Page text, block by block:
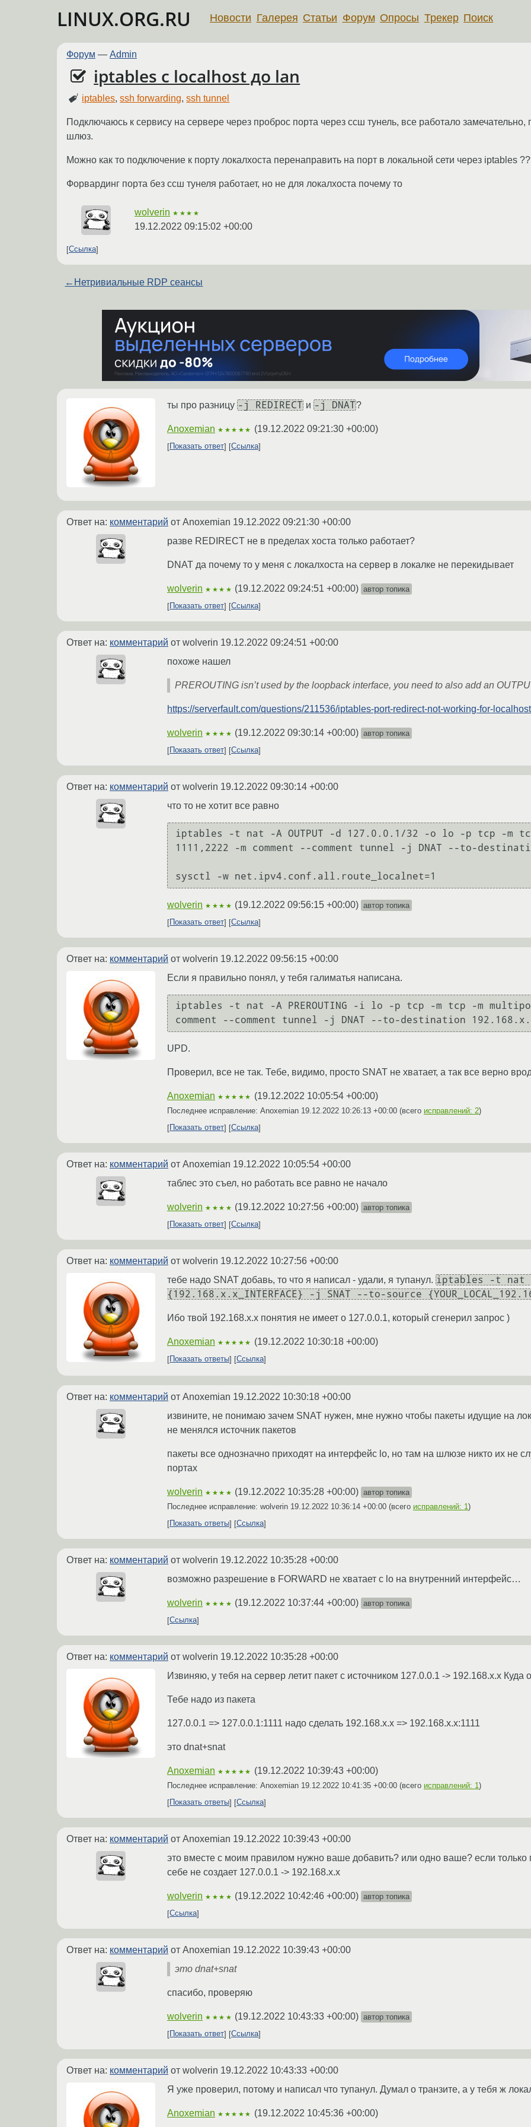
LINUX.ORG.RU Новости Галерея Статьи Форум Опросы Трекер Поиск
Форум — Admin
iptables с localhost до lan
iptables,ssh forwarding,ssh tunnel
Подключаюсь к сервису на сервере через проброс порта через ссш тунель, все работало
шлюз.
Можно как то подключение к порту локалхоста перенаправить на порт в локальной сети через iptables
Форвардинг порта без ссш тунеля работает, но не для локалхоста почему то
wolverin ★★★★
19.12.2022 09:15:02 +00:00
Ссылка
← Нетривиальные RDP сеансы
ты про разницу -j REDIRECT и -j DNAT?
Anoxemian ★★★★★ (19.12.2022 09:21:30 +00:00)
Показать ответ Ссылка
Ответ на: комментарий от Anoxemian 19.12.2022 09:21:30 +00:00
разве REDIRECT не в пределах хоста только работает?
DNAT да почему то у меня с локалхоста на сервер в локалке не перекидывает
wolverin ★★★★ (19.12.2022 09:24:51 +00:00) автор топика
Показать ответ
Ссылка
Ответ на: комментарий от wolverin 19.12.2022 09:24:51 +00:00
похоже нашел
PREROUTING isn’t used by the loopback interface, you need to also add an
https://serverfault.com/questions/211536/iptables-port-redirect-not-working-for-localhost
wolverin ★★★★ (19.12.2022 09:30:14 +00:00) автор топика
Показать ответ
Ссылка
Ответ на: комментарий от wolverin 19.12.2022 09:30:14 +00:00
что то не хотит все равно
iptables -t nat -A OUTPUT -d 127.0.0.1/32 -o lo -p tcp -m
1111,2222 -m comment --comment tunnel -j DNAT --to-
wolverin ★★★★ (19.12.2022 09:56:15 +00:00) автор топика
Показать ответ
Ссылка
Ответ на: комментарий от wolverin 19.12.2022 09:56:15 +00:00
Если я правильно понял, у тебя галиматья написана.
iptables -t nat -A PREROUTING -i lo -p tcp -m tcp -m
UPD.
Проверил, все не так. Тебе, видимо, просто SNAT не хватает, а так все верно
Anoxemian ★★★★★ (19.12.2022 10:05:54 +00:00)
Последнее исправление: Anoxemian 19.12.2022 10:26:13 +00:00 (всего исправлений: 2)
Показать ответ
Ссылка
Ответ на: комментарий от Anoxemian 19.12.2022 10:05:54 +00:00
таблес это съел, но работать все равно не начало
wolverin ★★★★ (19.12.2022 10:27:56 +00:00) автор топика
Показать ответ
Ссылка
Ответ на: комментарий от wolverin 19.12.2022 10:27:56 +00:00
тебе надо SNAT добавь, то что я написал - удали, я тупанул. iptables -t nat -A
{192.168.x.x_INTERFACE} -j SNAT --to-source
Ибо твой 192.168.x.x понятия не имеет о 127.0.0.1, который сгенерил запрос )
Anoxemian ★★★★★ (19.12.2022 10:30:18 +00:00)
Показать ответы Ссылка
Ответ на: комментарий от Anoxemian 19.12.2022 10:30:18 +00:00
извините, не понимаю зачем SNAT нужен, мне нужно чтобы пакеты идущие на
не менялся источник пакетов
пакеты все однозначно приходят на интерфейс lo, но там на шлюзе никто их не
портах
wolverin ★★★★ (19.12.2022 10:35:28 +00:00) автор топика
Последнее исправление: wolverin 19.12.2022 10:36:14 +00:00 (всего исправлений: 1 )
Показать ответы
Ссылка
Ответ на: комментарий от wolverin 19.12.2022 10:35:28 +00:00
возможно разрешение в FORWARD не хватает с lo на внутренний интерфейс…
wolverin ★★★★ (19.12.2022 10:37:44 +00:00) автор топика
Ссылка
Ответ на: комментарий от wolverin 19.12.2022 10:35:28 +00:00
Извиняю, у тебя на сервер летит пакет с источником 127.0.0.1 -> 192.168.x.x Куда
Тебе надо из пакета
127.0.0.1 => 127.0.0.1:1111 надо сделать 192.168.х.х => 192.168.x.x:1111
это dnat+snat
Anoxemian ★★★★★ (19.12.2022 10:39:43 +00:00)
Последнее исправление: Anoxemian 19.12.2022 10:41:35 +00:00 (всего исправлений: 1 )
Показать ответы
Ссылка
Ответ на: комментарий от Anoxemian 19.12.2022 10:39:43 +00:00
это вместе с моим правилом нужно ваше добавить? или одно ваше? если только
себе не создает 127.0.0.1 -> 192.168.x.x
wolverin ★★★★ (19.12.2022 10:42:46 +00:00) автор топика
Ссылка
Ответ на: комментарий от Anoxemian 19.12.2022 10:39:43 +00:00
это dnat+snat
спасибо, проверяю
wolverin ★★★★ (19.12.2022 10:43:33 +00:00) автор топика
Показать ответ
Ссылка
Ответ на: комментарий от wolverin 19.12.2022 10:43:33 +00:00
Я уже проверил, потому и написал что тупанул. Думал о транзите, а у тебя ж
Anoxemian ★★★★★ (19.12.2022 10:45:36 +00:00)